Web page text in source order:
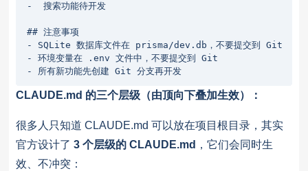
-  搜索功能待开发
## 注意事项
- SQLite 数据库文件在 prisma/dev.db，不要提交到 Git
- 环境变量在 .env 文件中，不要提交到 Git
- 所有新功能先创建 Git 分支再开发
CLAUDE.md 的三个层级（由顶向下叠加生效）：
很多人只知道 CLAUDE.md 可以放在项目根目录，其实
官方设计了3 个层级的 CLAUDE.md ，它们会同时生
效、不冲突：